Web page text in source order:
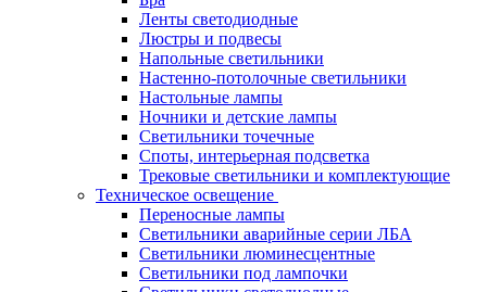
Ленты светодиодные
Люстры и подвесы
Напольные светильники
Настенно-потолочные светильники
Настольные лампы
Ночники и детские лампы
Светильники точечные
Споты, интерьерная подсветка
Трековые светильники и комплектующие
Техническое освещение
Переносные лампы
Светильники аварийные серии ЛБА
Светильники люминесцентные
Светильники под лампочки